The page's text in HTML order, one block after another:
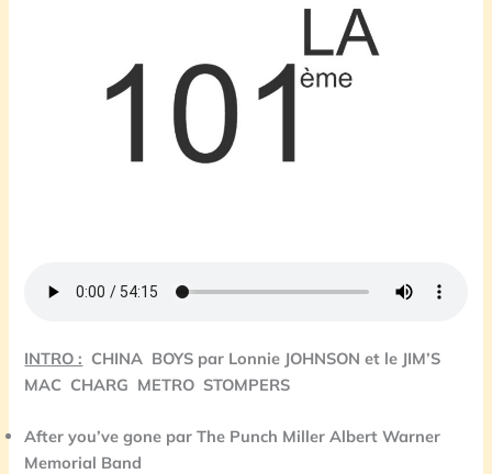
INTRO : CHINA BOYS par Lonnie JOHNSON et le JIM’S
MAC CHARG METRO STOMPERS
After you’ve gone par The Punch MillerAlbert Warner
Memorial Band